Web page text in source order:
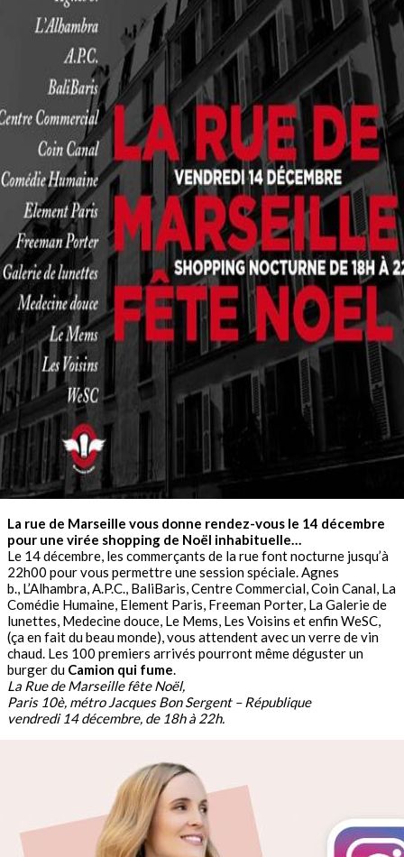
La rue de Marseille vous donne rendez-vous le 14 décembre
pour une virée shopping de Noël inhabituelle…
Le 14 décembre, les commerçants de la rue font nocturne jusqu’à
22h00 pour vous permettre une session spéciale. Agnes
b., L’Alhambra, A.P.C., BaliBaris, Centre Commercial, Coin Canal, La
Comédie Humaine, Element Paris, Freeman Porter, La Galerie de
lunettes, Medecine douce, Le Mems, Les Voisins et enfin WeSC,
(ça en fait du beau monde), vous attendent avec un verre de vin
chaud. Les 100 premiers arrivés pourront même déguster un
burger du Camion qui fume.
La Rue de Marseille fête Noël,
Paris 10è, métro Jacques Bon Sergent – République
vendredi 14 décembre, de 18h à 22h.